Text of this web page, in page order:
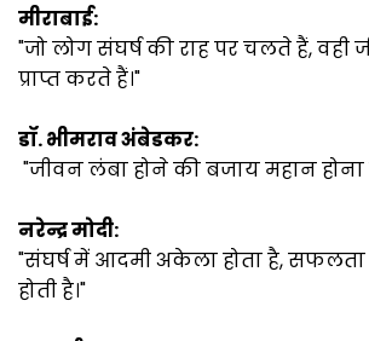
मीराबाई:
"जो लोग संघर्ष की राह पर चलते हैं, वही
प्राप्त करते हैं।"
डॉ. भीमराव अंबेडकर:
"जीवन लंबा होने की बजाय महान होना
नरेन्द्र मोदी:
"संघर्ष में आदमी अकेला होता है,
होती है।"